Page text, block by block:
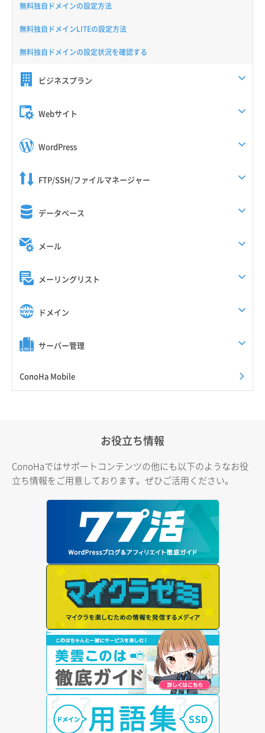
無料独自ドメインの設定方法
無料独自ドメインLITEの設定方法
無料独自ドメインの設定状況を確認する
ビジネスプラン
Webサイト
WordPress
FTP/SSH/ファイルマネージャー
データベース
メール
メーリングリスト
ドメイン
サーバー管理
ConoHa Mobile
お役立ち情報
ConoHaではサポートコンテンツの他にも以下のようなお役
立ち情報をご用意しております。ぜひご活用ください。